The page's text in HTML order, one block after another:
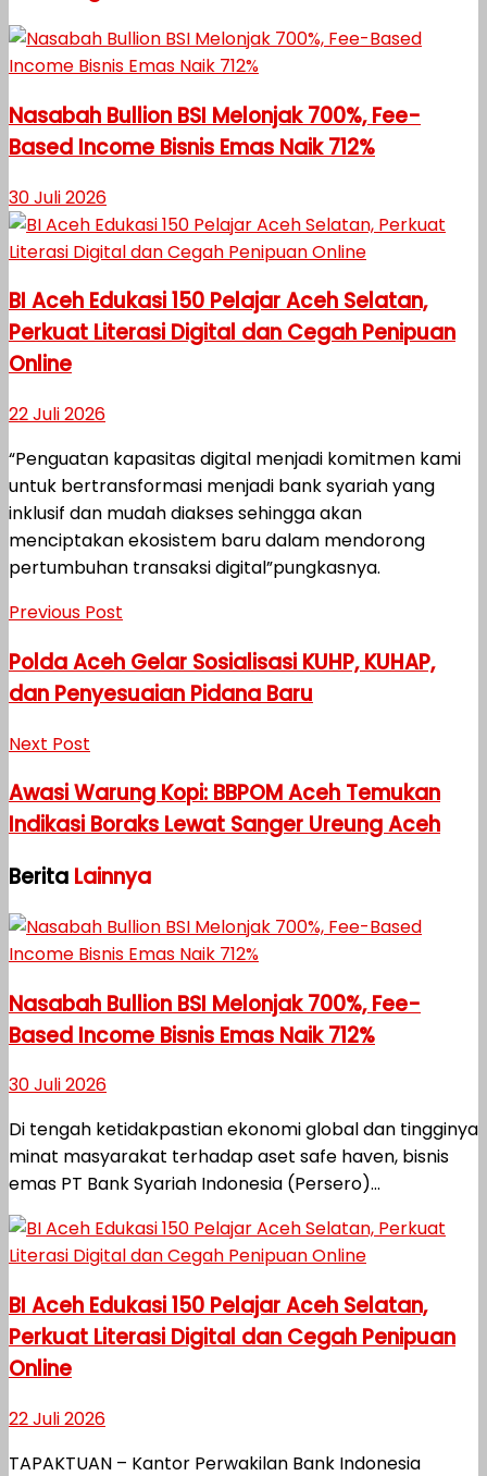
Nasabah Bullion BSI Melonjak 700%, Fee-
Based Income Bisnis Emas Naik 712%
30 Juli 2026
BI Aceh Edukasi 150 Pelajar Aceh Selatan,
Perkuat Literasi Digital dan Cegah Penipuan
Online
22 Juli 2026
“Penguatan kapasitas digital menjadi komitmen kami
untuk bertransformasi menjadi bank syariah yang
inklusif dan mudah diakses sehingga akan
menciptakan ekosistem baru dalam mendorong
pertumbuhan transaksi digital”pungkasnya.
Previous Post
Polda Aceh Gelar Sosialisasi KUHP, KUHAP,
dan Penyesuaian Pidana Baru
Next Post
Awasi Warung Kopi: BBPOM Aceh Temukan
Indikasi Boraks Lewat Sanger Ureung Aceh
Berita Lainnya
Nasabah Bullion BSI Melonjak 700%, Fee-
Based Income Bisnis Emas Naik 712%
30 Juli 2026
Di tengah ketidakpastian ekonomi global dan tingginya
minat masyarakat terhadap aset safe haven, bisnis
emas PT Bank Syariah Indonesia (Persero)...
BI Aceh Edukasi 150 Pelajar Aceh Selatan,
Perkuat Literasi Digital dan Cegah Penipuan
Online
22 Juli 2026
TAPAKTUAN – Kantor Perwakilan Bank Indonesia